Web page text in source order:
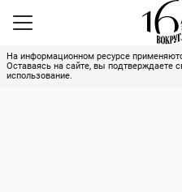
На информационном ресурсе
Оставаясь на сайте, вы подтверждаете
использование.